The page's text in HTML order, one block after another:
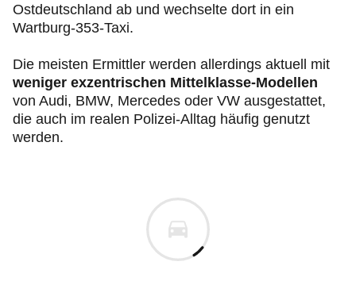
Ostdeutschland ab und wechselte dort in ein
Wartburg-353-Taxi.
Die meisten Ermittler werden allerdings aktuell mit
weniger exzentrischen Mittelklasse-Modellen
von Audi, BMW, Mercedes oder VW ausgestattet,
die auch im realen Polizei-Alltag häufig genutzt
werden.